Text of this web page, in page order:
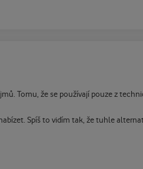
Tomu, že se používají pouze z
Spíš to vidím tak, že tuhle